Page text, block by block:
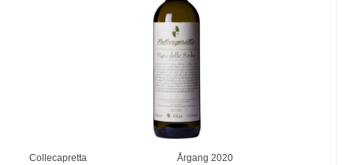
Collecapretta Årgang 2020